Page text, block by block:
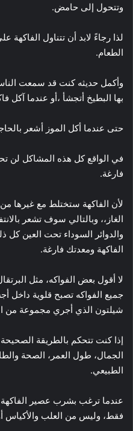
وتتحول إلى حامض.
لذا رجاءً لابد أن تتناول
الطعام.
وأكمل حديثه كنت قد سمعت
بها البطيخ أتجشأ ،أو عندما آكل
حتى عندما أكل الموز أشعر
في الواقع كل هذه المشاكل لن
فارغة.
لأن الفاكهة ستختلط مع غيرها من
الغاز،، وبالتالي سوف تشعر
والدوائر السوداء تحت العين كل
الفاكهة ومعدتك فارغة.
لا أقول بعض الفواكه، مثل
جميع الفواكه تصبح قلوية داخل
شيلتون الذي أجري مجموعة من
إذا كنت تتحكم بالطريقة
الجمال، طول العمر، الصحة
الطبيعي.
عندما ترغب بشرب عصير
فقط، وليس من العلب والأكياس